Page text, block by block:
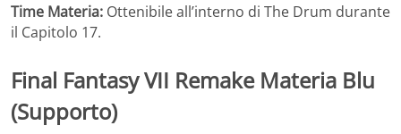
Time Materia: Ottenibile all’interno di The Drum durante
il Capitolo 17.
Final Fantasy VII Remake Materia Blu
(Supporto)